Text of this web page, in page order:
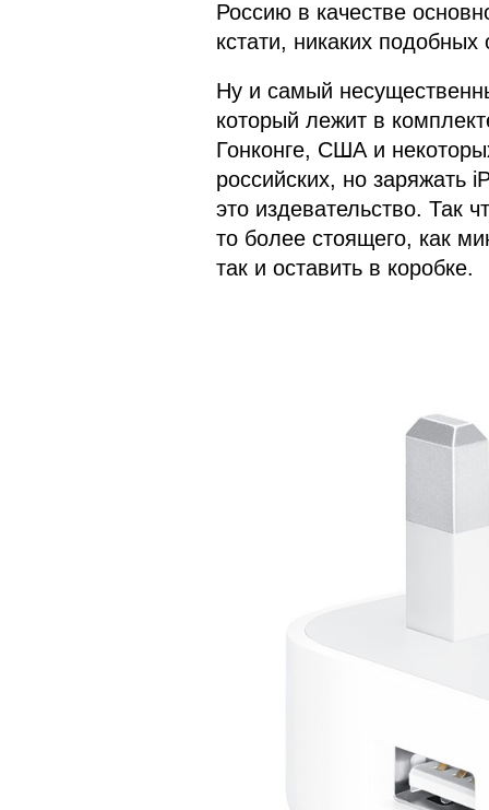
Россию в качестве
кстати, никаких подобных
Ну и самый
который лежит в
Гонконге, США и
российских, но заряжать
это издевательство. Так
то более стоящего, как
так и оставить в коробке.